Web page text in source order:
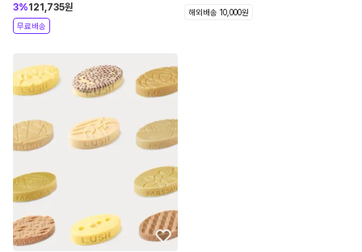
3%121,735원
무료배송
해외배송 10,000원